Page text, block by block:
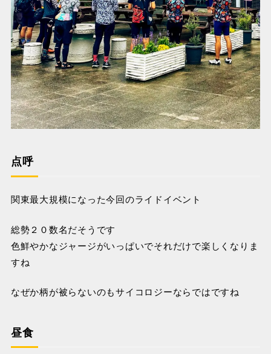
点呼
関東最大規模になった今回のライドイベント
総勢２０数名だそうです
色鮮やかなジャージがいっぱいでそれだけで楽しくなりま
すね
なぜか柄が被らないのもサイコロジーならではですね
昼食